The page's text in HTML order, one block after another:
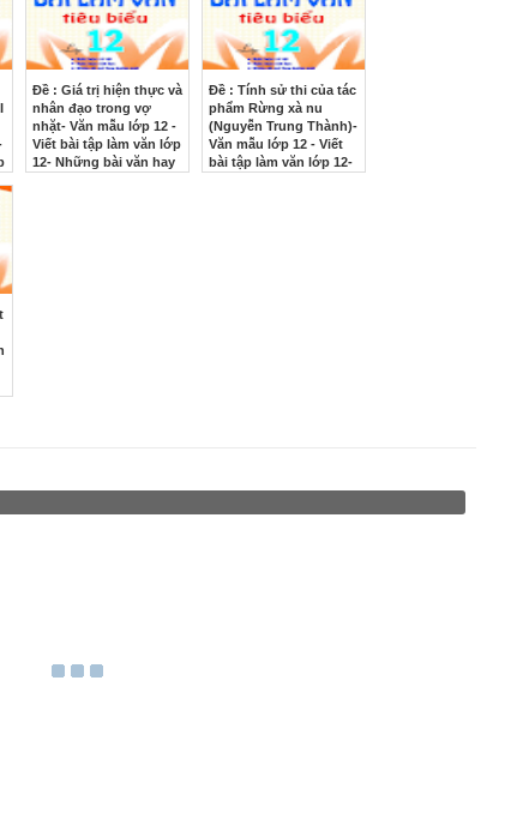
Đề : Giá trị hiện thực và
nhân đạo trong vợ
nhặt- Văn mẫu lớp 12 -
Viết bài tập làm văn lớp
12- Những bài văn hay
Đề : Tính sử thi của tác
phẩm Rừng xà nu
(Nguyễn Trung Thành)-
Văn mẫu lớp 12 - Viết
bài tập làm văn lớp 12-